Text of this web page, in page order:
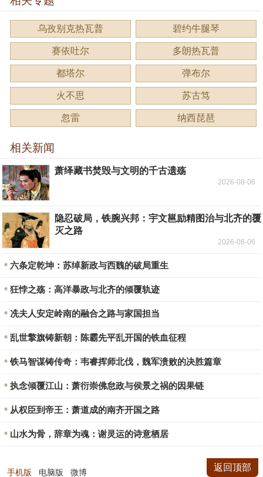
乌孜别克热瓦普 碧约牛腿琴
赛依吐尔 多朗热瓦普
都塔尔 弹布尔
火不思 苏古笃
忽雷 纳西琵琶
相关新闻
萧绎藏书焚毁与文明的千古遗殇
2026-08-06
隐忍破局，铁腕兴邦：宇文邕励精图治与北齐的覆
灭之路
2026-08-06
六条定乾坤：苏绰新政与西魏的破局重生
狂悖之殇：高洋暴政与北齐的倾覆轨迹
冼夫人安定岭南的融合之路与家国担当
乱世擎旗铸新朝：陈霸先平乱开国的铁血征程
铁马智谋铸传奇：韦睿挥师北伐，魏军溃败的决胜篇章
执念倾覆江山：萧衍崇佛怠政与侯景之祸的因果链
从权臣到帝王：萧道成的南齐开国之路
山水为骨，辞章为魂：谢灵运的诗意栖居
手机版 电脑版 微博 返回顶部